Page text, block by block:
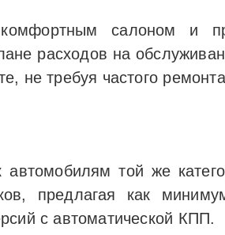
комфортным салоном и
расходов на
не требуя частого
автомобилям той же
предлагая как
с автоматической КПП.